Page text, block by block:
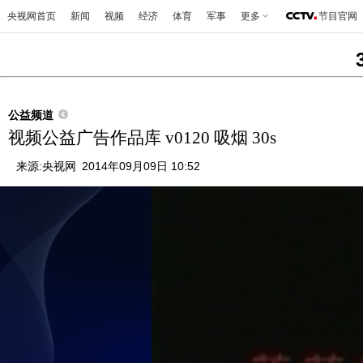
央视网首页 新闻 视频 经济 体育 军事 更多 节目官网
公益频道
视频公益广告作品库 v0120 吸烟 30s
来源:央视网 2014年09月09日 10:52